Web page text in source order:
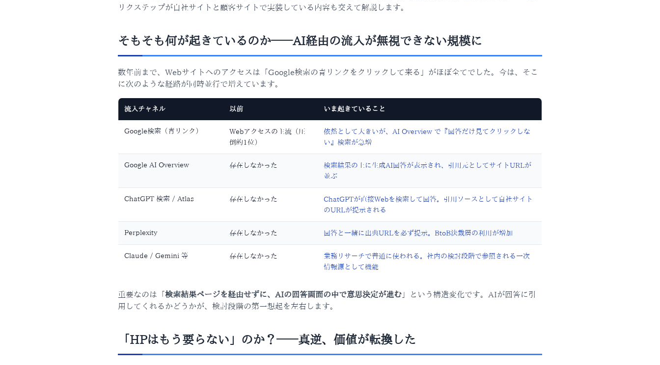
リクステップが自社サイトと顧客サイトで実装している内容も交えて解説します。
そもそも何が起きているのか——AI経由の流入が無視できない規模に
数年前まで、Webサイトへのアクセスは「Google検索の青リンクをクリックして来る」がほぼ全てでした。今は、そこ
に次のような経路が同時並行で増えています。
流入チャネル 以前 いま起きていること
Google検索（青リンク）
Webアクセスの主流（圧
倒的1位）
依然として大きいが、AI Overview で『回答だけ見てクリックしな
い』検索が急増
Google AI Overview 存在しなかった
検索結果の上に生成AI回答が表示され、引用元としてサイトURLが
並ぶ
ChatGPT 検索 / Atlas 存在しなかった
ChatGPTが直接Webを検索して回答。引用ソースとして自社サイト
のURLが提示される
Perplexity 存在しなかった 回答と一緒に出典URLを必ず提示。BtoB決裁層の利用が増加
Claude / Gemini 等 存在しなかった
業務リサーチで普通に使われる。社内の検討段階で参照される一次
情報源として機能
重要なのは「 検索結果ページを経由せずに、AIの回答画面の中で意思決定が進む 」という構造変化です。AIが回答に引
用してくれるかどうかが、検討段階の第一想起を左右します。
「HPはもう要らない」のか？——真逆、価値が転換した